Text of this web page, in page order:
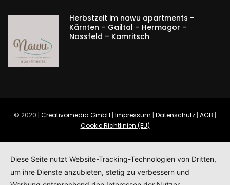
Herbstzeit im nawu apartments –
Kärnten – Gailtal – Hermagor –
Nassfeld – Kamritsch
© 2020 | Creativomedia GmbH | Impressum | Datenschutz | AGB |
Cookie Richtlinien (EU)
Diese Seite nutzt Website-Tracking-Technologien von Dritten,
um ihre Dienste anzubieten, stetig zu verbessern und